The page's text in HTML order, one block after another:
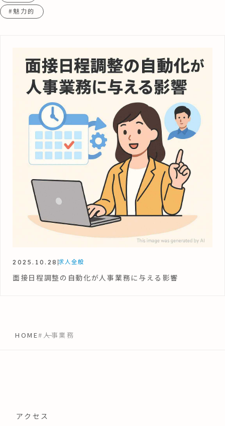
#魅力的
2025.10.28 求人全般
面接日程調整の自動化が人事業務に与える影響
HOME#人事業務
アクセス